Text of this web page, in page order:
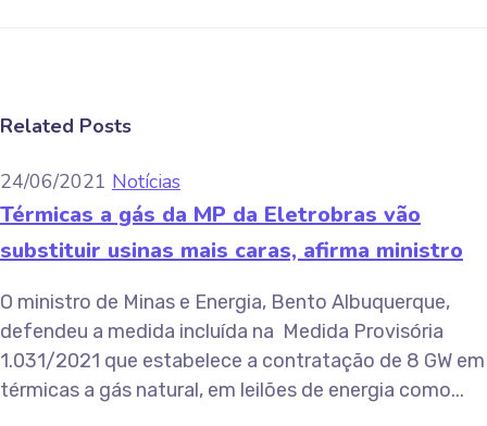
Related Posts
24/06/2021 Notícias
Térmicas a gás da MP da Eletrobras vão
substituir usinas mais caras, afirma ministro
O ministro de Minas e Energia, Bento Albuquerque,
defendeu a medida incluída na Medida Provisória
1.031/2021 que estabelece a contratação de 8 GW em
térmicas a gás natural, em leilões de energia como...